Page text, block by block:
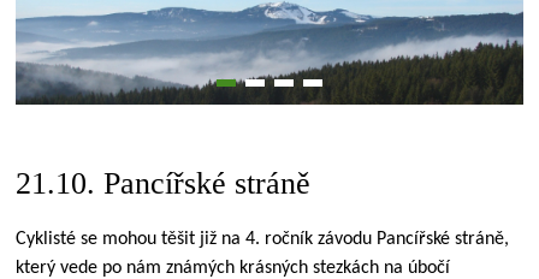
21.10. Pancířské stráně
Cyklisté se mohou těšit již na 4. ročník závodu Pancířské stráně,
který vede po nám známých krásných stezkách na úbočí